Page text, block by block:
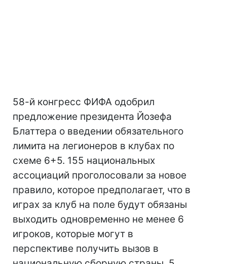
58-й конгресс ФИФА одобрил
предложение президента Йозефа
Блаттера о введении обязательного
лимита на легионеров в клубах по
схеме 6+5. 155 национальных
ассоциаций проголосовали за новое
правило, которое предполагает, что в
играх за клуб на поле будут обязаны
выходить одновременно не менее 6
игроков, которые могут в
перспективе получить вызов в